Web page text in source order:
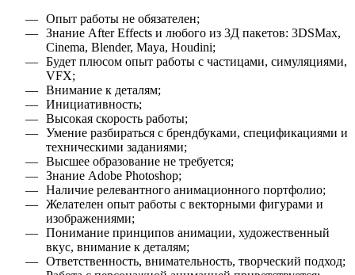
Опыт работы не обязателен;
Знание After Effects и любого из 3Д пакетов: 3DSMax,
Cinema, Blender, Maya, Houdini;
Будет плюсом опыт работы с частицами, симуляциями,
VFX;
Внимание к деталям;
Инициативность;
Высокая скорость работы;
Умение разбираться с брендбуками, спецификациями и
техническими заданиями;
Высшее образование не требуется;
Знание Adobe Photoshop;
Наличие релевантного анимационного портфолио;
Желателен опыт работы с векторными фигурами и
изображениями;
Понимание принципов анимации, художественный
вкус, внимание к деталям;
Ответственность, внимательность, творческий подход;